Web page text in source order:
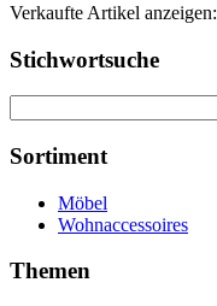
Verkaufte Artikel anzeigen:
Stichwortsuche
nach:
Sortiment
Möbel
Wohnaccessoires
Themen